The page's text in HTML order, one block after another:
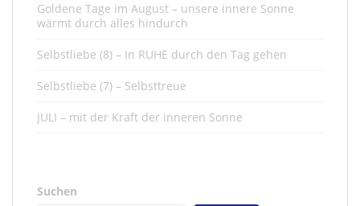
Goldene Tage im August – unsere innere Sonne
wärmt durch alles hindurch
Selbstliebe (8) – In RUHE durch den Tag gehen
Selbstliebe (7) – Selbsttreue
JULI – mit der Kraft der inneren Sonne
Suchen